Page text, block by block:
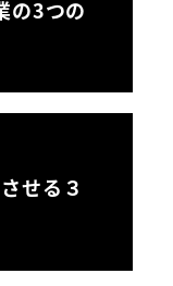
の3つの
せる３